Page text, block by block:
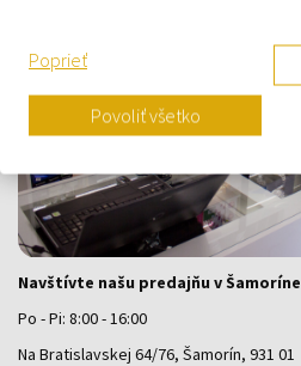
Navštívte našu predajňu v Šamoríne
Po - Pi: 8:00 - 16:00
Na Bratislavskej 64/76, Šamorín, 931 01
Poprieť
Povoliť všetko